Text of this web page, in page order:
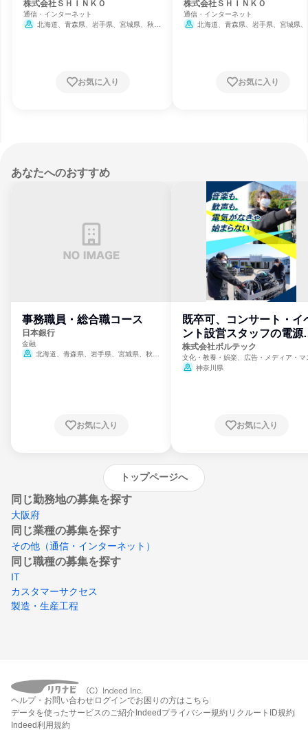
入)
株式会社ＳＨＩＮＫＯ
通信・インターネット
北海道、青森県、岩手県、宮城県、秋田
都府、大阪府、兵庫県、奈良県、和歌山県、
鳥取県、岡山県、広島県、山口県、徳島県、
お気に入り
株式会社ＳＨＩＮＫＯ
通信・インターネット
北海道、青森県、岩手県、宮城県
都府、大阪府、兵庫県、奈良県、和歌
鳥取県、岡山県、広島県、山口県、徳
お気に入り
あなたへのおすすめ
事務職員・総合職コース
日本銀行
金融
北海道、青森県、岩手県、宮城県、秋田
崎県、熊本県、大分県、宮崎県、鹿児島県、
お気に入り
既卒可、コンサート・イ
ント設営スタッフの電源
門
株式会社ボルテック
文化・教養・娯楽、広告・メディア・マ
ミ、電力・ガス・水道・エネルギー
神奈川県
お気に入り
トップページへ
同じ勤務地の募集を探す
大阪府
同じ業種の募集を探す
その他（通信・インターネット）
同じ職種の募集を探す
IT
カスタマーサクセス
製造・生産工程
ヘルプ・お問い合わせ ログインでお困りの方はこちら
データを使ったサービスのご紹介Indeedプライバシー規約 リクルートID規約
Indeed利用規約